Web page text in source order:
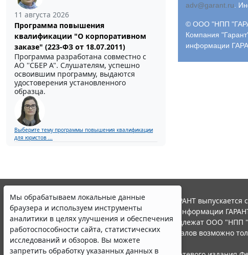
11 августа 2026
Программа повышения
квалификации "О корпоративном
заказе" (223-ФЗ от 18.07.2011)
Программа разработана совместно с
АО ''СБЕР А". Слушателям, успешно
освоившим программу, выдаются
удостоверения установленного
образца.
Выберите тему программы повышения квалификации
для юристов ...
adv@garant.ru
© ООО "НПП
Компания
информации
Мы обрабатываем локальные данные
браузера и используем инструменты
аналитики в целях улучшения и обеспечения
работоспособности сайта, статистических
исследований и обзоров. Вы можете
запретить обработку указанных данных в
© ООО "НПП "ГАРАНТ-СЕРВИС", 2026. Система ГАРАНТ выпускается
участниками Российской ассоциации правовой информации
Все права на материалы сайта ГАРАНТ.РУ принадлежат ООО
Полное или частичное воспроизведение материалов возможно
Правила использования портала.